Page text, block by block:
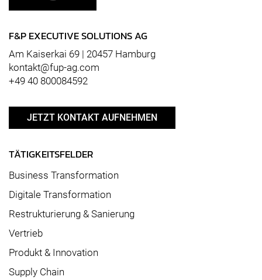
F&P EXECUTIVE SOLUTIONS AG
Am Kaiserkai 69 | 20457 Hamburg
kontakt@fup-ag.com
+49 40 800084592
JETZT KONTAKT AUFNEHMEN
TÄTIGKEITSFELDER
Business Transformation
Digitale Transformation
Restrukturierung & Sanierung
Vertrieb
Produkt & Innovation
Supply Chain